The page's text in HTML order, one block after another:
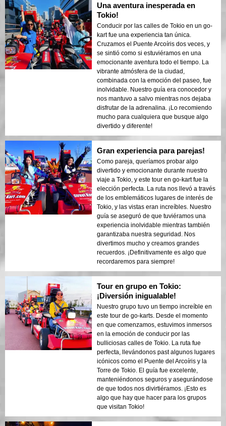
Una aventura inesperada en
Tokio!
Conducir por las calles de Tokio en un go-
kart fue una experiencia tan única.
Cruzamos el Puente Arcoíris dos veces, y
se sintió como si estuviéramos en una
emocionante aventura todo el tiempo. La
vibrante atmósfera de la ciudad,
combinada con la emoción del paseo, fue
inolvidable. Nuestro guía era conocedor y
nos mantuvo a salvo mientras nos dejaba
disfrutar de la adrenalina. ¡Lo recomiendo
mucho para cualquiera que busque algo
divertido y diferente!
Gran experiencia para parejas!
Como pareja, queríamos probar algo
divertido y emocionante durante nuestro
viaje a Tokio, y este tour en go-kart fue la
elección perfecta. La ruta nos llevó a través
de los emblemáticos lugares de interés de
Tokio, y las vistas eran increíbles. Nuestro
guía se aseguró de que tuviéramos una
experiencia inolvidable mientras también
garantizaba nuestra seguridad. Nos
divertimos mucho y creamos grandes
recuerdos. ¡Definitivamente es algo que
recordaremos para siempre!
Tour en grupo en Tokio:
¡Diversión inigualable!
Nuestro grupo tuvo un tiempo increíble en
este tour de go-karts. Desde el momento
en que comenzamos, estuvimos inmersos
en la emoción de conducir por las
bulliciosas calles de Tokio. La ruta fue
perfecta, llevándonos past algunos lugares
icónicos como el Puente del Arcoíris y la
Torre de Tokio. El guía fue excelente,
manteniéndonos seguros y asegurándose
de que todos nos divirtiéramos. ¡Esto es
algo que hay que hacer para los grupos
que visitan Tokio!